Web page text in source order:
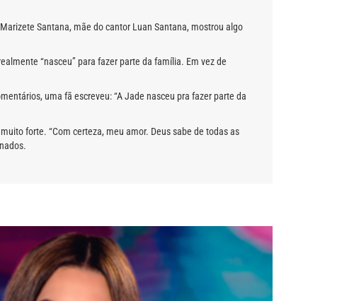
Santana, mãe do cantor Luan Santana, mostrou algo
“nasceu” para fazer parte da família. Em vez de
uma fã escreveu: “A Jade nasceu pra fazer parte da
forte. “Com certeza, meu amor. Deus sabe de todas as